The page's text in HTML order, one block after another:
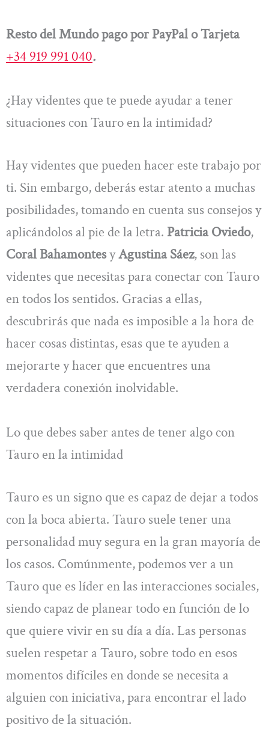
Resto del Mundo pago por PayPal o Tarjeta
+34 919 991 040.
¿Hay videntes que te puede ayudar a tener
situaciones con Tauro en la intimidad?
Hay videntes que pueden hacer este trabajo por
ti. Sin embargo, deberás estar atento a muchas
posibilidades, tomando en cuenta sus consejos y
aplicándolos al pie de la letra. Patricia Oviedo,
Coral BahamontesyAgustina Sáez, son las
videntes que necesitas para conectar con Tauro
en todos los sentidos. Gracias a ellas,
descubrirás que nada es imposible a la hora de
hacer cosas distintas, esas que te ayuden a
mejorarte y hacer que encuentres una
verdadera conexión inolvidable.
Lo que debes saber antes de tener algo con
Tauro en la intimidad
Tauro es un signo que es capaz de dejar a todos
con la boca abierta. Tauro suele tener una
personalidad muy segura en la gran mayoría de
los casos. Comúnmente, podemos ver a un
Tauro que es líder en las interacciones sociales,
siendo capaz de planear todo en función de lo
que quiere vivir en su día a día. Las personas
suelen respetar a Tauro, sobre todo en esos
momentos difíciles en donde se necesita a
alguien con iniciativa, para encontrar el lado
positivo de la situación.